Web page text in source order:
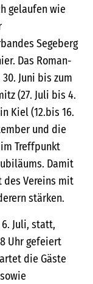
gelaufen wie
Segeberg
Das Roman-
Juni bis zum
(27. Juli bis 4.
Kiel (12.bis 16.
und die
Treffpunkt
Damit
des Vereins mit
stärken.
Juli, statt,
Uhr gefeiert
die Gäste